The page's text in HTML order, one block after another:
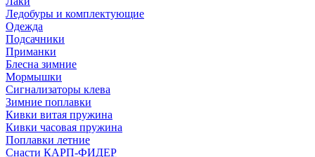
Ледобуры и комплектующие
Одежда
Подсачники
Приманки
Блесна зимние
Мормышки
Сигнализаторы клева
Зимние поплавки
Кивки витая пружина
Кивки часовая пружина
Поплавки летние
Снасти КАРП-ФИДЕР